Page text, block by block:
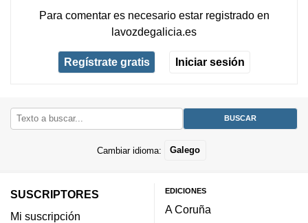
Para comentar es necesario estar registradoen
lavozdegalicia.es
Regístrate gratis Iniciar sesión
Cambiar idioma: Galego
SUSCRIPTORES
Mi suscripción
EDICIONES
A Coruña